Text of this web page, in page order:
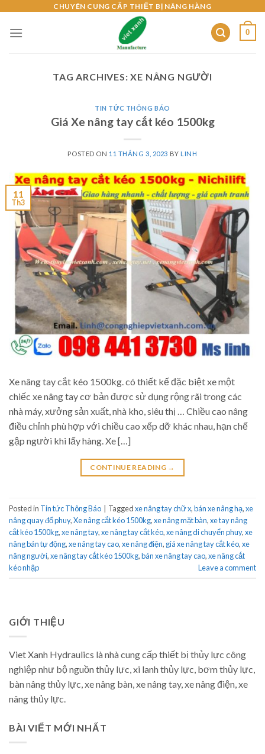
content
CHUYÊN CUNG CẤP THIẾT BỊ NÂNG HÀNG
0
TAG ARCHIVES:XE NÂNG NGƯỜI
TIN TỨC THÔNG BÁO
Giá Xe nâng tay cắt kéo 1500kg
POSTED ON 11 THÁNG 3, 2023 BYLINH
11
Th3
Xe nâng tay cắt kéo 1500kg. có thiết kế đặc biệt xe một
chiếc xe nâng tay cơ bản được sử dụng rộng rãi trong các
nhà máy, xưởng sản xuất, nhà kho, siêu thị … Chiều cao nâng
điều chỉnh phù hợp với chiều cao xếp dỡ khác nhau, hạn chế
gập người khi lấy hàng. Xe […]
CONTINUE READING →
Posted in Tin tức Thông Báo Taggedxe nâng tay chữ x,bán xe nâng hạ,xe
nâng quay đổ phuy,Xe nâng cắt kéo 1500kg,xe nâng mặt bàn,xe tay nâng
cắt kéo 1500kg,xe nâng tay,xe nâng tay cắt kéo,xe nâng di chuyển phuy,xe
nâng bán tự động,xe nâng tay cao,xe nâng điện, giá xe nâng tay cắt kéo,xe
nâng người,xe nâng tay cắt kéo 1500kg,bán xe nâng tay cao,xe nâng cắt
kéo nhập
Leave a comment
GIỚI THIỆU
Viet Xanh Hydraulics là nhà cung cấp thiết bị thủy lực công
nghiệp như bộ nguồn thủy lực, xi lanh thủy lực, bơm thủy lực,
bàn nâng thủy lực, xe nâng bàn, xe nâng tay, xe nâng điện, xe
nâng thủy lực.
BÀI VIẾT MỚI NHẤT